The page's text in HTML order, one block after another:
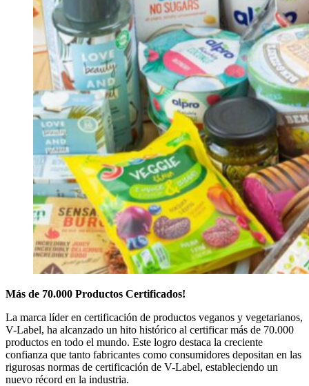
Más de 70.000 Productos Certificados!
La marca líder en certificación de productos veganos y vegetarianos,
V-Label, ha alcanzado un hito histórico al certificar más de 70.000
productos en todo el mundo. Este logro destaca la creciente
confianza que tanto fabricantes como consumidores depositan en las
rigurosas normas de certificación de V-Label, estableciendo un
nuevo récord en la industria.